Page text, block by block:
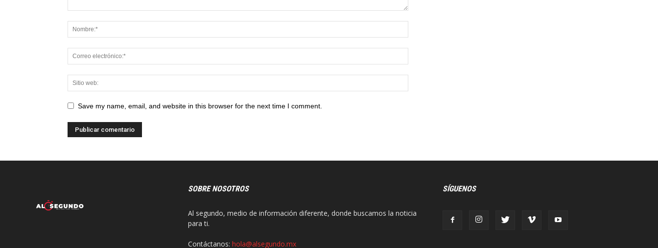
Save my name, email, and website in this browser for the next time I comment.
SOBRE NOSOTROS
Al segundo, medio de información diferente, donde buscamos la noticia
para ti.
Contáctanos: hola@alsegundo.mx
SÍGUENOS